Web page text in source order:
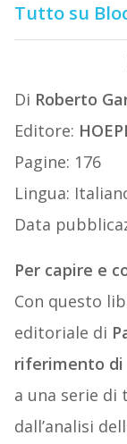
Tutto su
Di Roberto
Editore:
Pagine: 176
Lingua:
Data
Per capire e
Con questo
editoriale di
riferimento di
a una serie di
dall’analisi